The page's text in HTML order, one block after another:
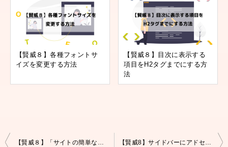
【賢威８】各種フォントサ
イズを変更する方法
【賢威８】目次に表示する
項目をH2タグまでにする方
法
投
【賢威８】「サイトの簡単な説明」を表示しない方法 【賢威8】サイドバーにアドセンス広告を表示させる方法